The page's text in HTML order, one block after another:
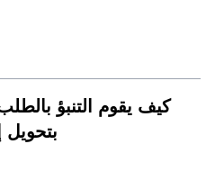
كيف يقوم التنبؤ